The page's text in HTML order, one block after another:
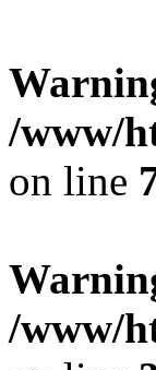
/www/
on line
/www/